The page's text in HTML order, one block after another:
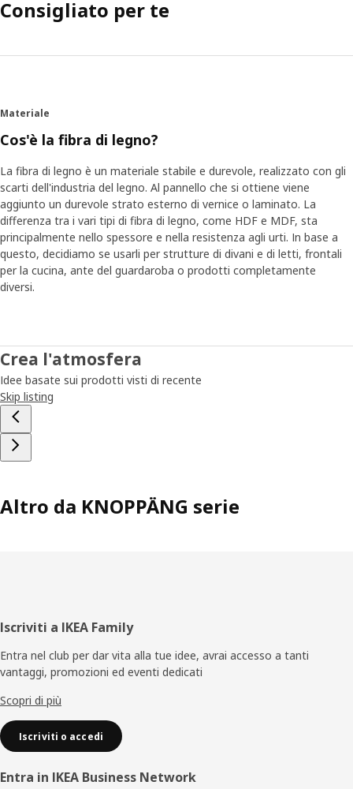
Consigliato per te
Materiale
Cos'è la fibra di legno?
La fibra di legno è un materiale stabile e durevole, realizzato con gli
scarti dell'industria del legno. Al pannello che si ottiene viene
aggiunto un durevole strato esterno di vernice o laminato. La
differenza tra i vari tipi di fibra di legno, come HDF e MDF, sta
principalmente nello spessore e nella resistenza agli urti. In base a
questo, decidiamo se usarli per strutture di divani e di letti, frontali
per la cucina, ante del guardaroba o prodotti completamente
diversi.
Crea l'atmosfera
Idee basate sui prodotti visti di recente
Skip listing
Altro da KNOPPÄNG serie
Piè
di
pagina
Iscriviti a IKEA Family
Entra nel club per dar vita alla tue idee, avrai accesso a tanti
vantaggi, promozioni ed eventi dedicati
Scopri di più
Iscriviti o accedi
Entra in IKEA Business Network